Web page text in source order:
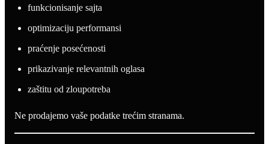
funkcionisanje sajta
optimizaciju performansi
praćenje posećenosti
prikazivanje relevantnih oglasa
zaštitu od zloupotreba
Ne prodajemo vaše podatke trećim stranama.